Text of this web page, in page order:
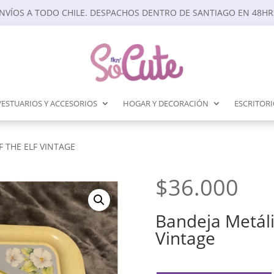
A TODO CHILE. DESPACHOS DENTRO DE SANTIAGO EN
Y ACCESORIOS HOGAR Y DECORACIÓN
THE ELF VINTAGE
$36.000
Bandeja
Vintage
Bandeja